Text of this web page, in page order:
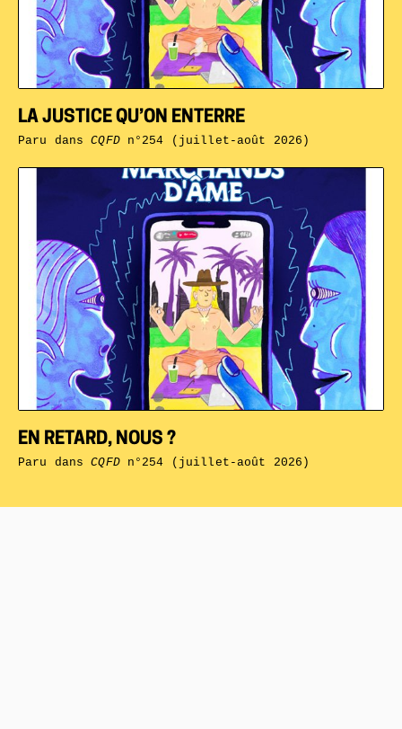
EN RETARD, NOUS ?
Paru dansCQFDn°254 (juillet-août 2026)
LA JUSTICE QU’ON ENTERRE
Paru dansCQFDn°254 (juillet-août 2026)